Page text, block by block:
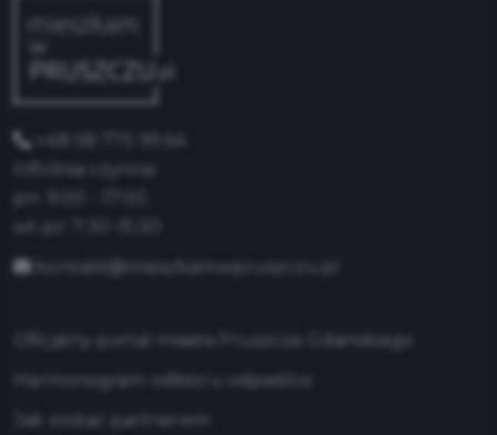
+48 58 775 99 64
Infolinia czynna:
kontakt@mieszkamwpruszczu.pl
Oficjalny portal miasta Pruszcza Gdańskiego
Harmonogram odbioru odpadów
Jak zostać partnerem